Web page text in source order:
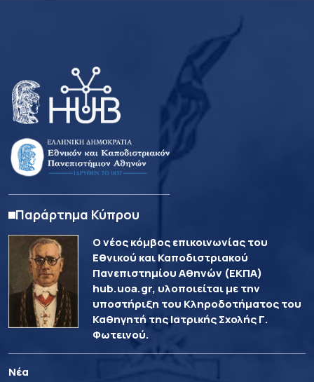
Παράρτημα Κύπρου
Ο νέος κόμβος επικοινωνίας του
Εθνικού και Καποδιστριακού
Πανεπιστημίου Αθηνών (ΕΚΠΑ)
hub.uoa.gr, υλοποιείται με την
υποστήριξη του Κληροδοτήματος του
Καθηγητή της Ιατρικής Σχολής Γ.
Φωτεινού.
Νέα